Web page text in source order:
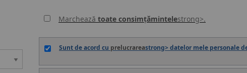
Marchează toate consimțămintelestrong>.
Sunt de acord cu prelucrareastrong> datelor mele personale